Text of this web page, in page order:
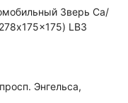
Энгельса,